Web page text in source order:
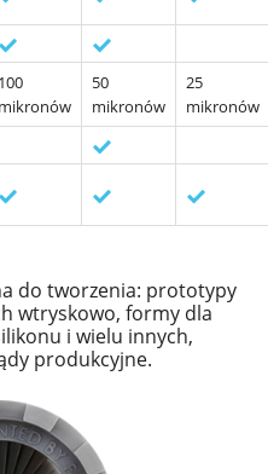
100
mikronów
50
mikronów
25
mikronów
do tworzenia: prototypy
wtryskowo, formy dla
i wielu innych,
produkcyjne.